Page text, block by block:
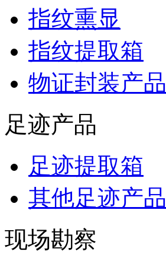
指纹熏显
指纹提取箱
物证封装产品
足迹产品
足迹提取箱
其他足迹产品
现场勘察